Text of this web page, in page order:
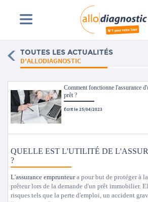
TOUTES LES ACTUALITÉS
D'ALLODIAGNOSTIC
Comment fonctionne l'assurance
prêt ?
Écrit le 25/04/2023
QUELLE EST L'UTILITÉ DE
?
L'assurance emprunteura pour but de protéger à
prêteur lors de la demande d'un prêt immobilier.
risques tels que la perte d'emploi, un accident